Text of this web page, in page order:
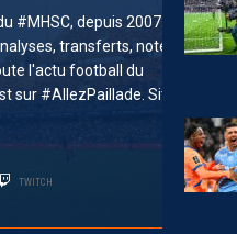
#MHSC, depuis 2007. News,
transferts, notes
l'actu football du
sur #AllezPaillade. Site non-
TWITCH